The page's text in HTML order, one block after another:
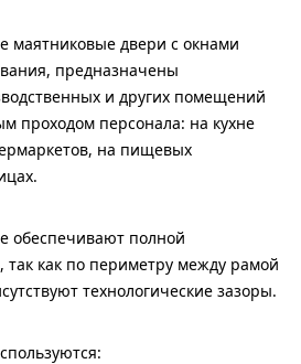
маятниковые двери с окнами
предназначены
и других помещений
проходом персонала: на кухне
на пищевых
обеспечивают полной
так как по периметру между рамой
технологические зазоры.